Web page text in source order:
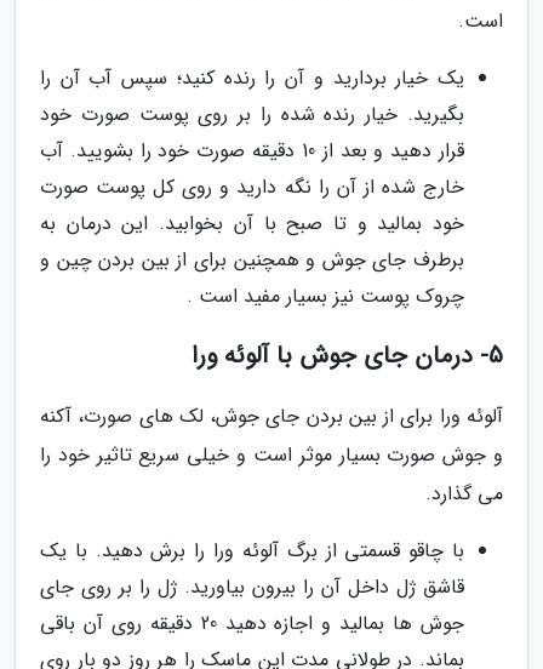
است.
یک خیار بردارید و آن را رنده کنید؛ سپس آب آن را
بگیرید. خیار رنده شده را بر روی پوست صورت خود
قرار دهید و بعد از 10 دقیقه صورت خود را بشویید. آب
خارج شده از آن را نگه دارید و روی کل پوست صورت
خود بمالید و تا صبح با آن بخوابید. این درمان به
برطرف جای جوش و همچنین برای از بین بردن چین و
چروک پوست نیز بسیار مفید است .
5- درمان جای جوش با آلوئه ورا
آلوئه ورا برای از بین بردن جای جوش، لک های صورت، آکنه
و جوش صورت بسیار موثر است و خیلی سریع تاثیر خود را
می گذارد.
با چاقو قسمتی از برگ آلوئه ورا را برش دهید. با یک
قاشق ژل داخل آن را بیرون بیاورید. ژل را بر روی جای
جوش ها بمالید و اجازه دهید 20 دقیقه روی آن باقی
بماند. در طولانی مدت این ماسک را هر روز دو بار روی